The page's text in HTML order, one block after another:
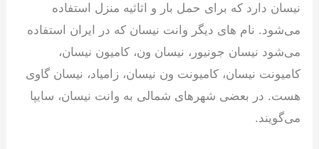
نیسان دارد که برای حمل بار و اثاثیه منزل استفاده
می‌شود. نام های دیگر وانت نیسان که در ایران استفاده
می‌شود نیسان جونیور، نیسان ون، کامیون نیسان،
کامیونت نیسان، کامیونت ون نیسان، زامیاد، نیسان گاوی
هست. در بعضی شهرهای شمالی به وانت نیسان، سایپا
می‌گویند.